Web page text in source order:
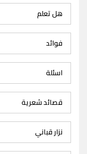
هل تعلم
فوائد
اسئلة
قصائد شعرية
نزار قباني